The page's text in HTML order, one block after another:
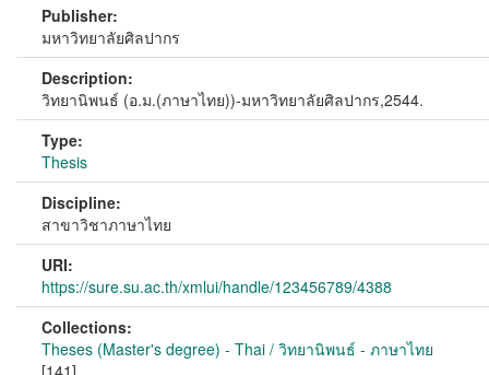
Publisher:
มหาวิทยาลัยศิลปากร
Description:
วิทยานิพนธ์ (อ.ม.(ภาษาไทย))-มหาวิทยาลัยศิลปากร,2544.
Type:
Thesis
Discipline:
สาขาวิชาภาษาไทย
URI:
https://sure.su.ac.th/xmlui/handle/123456789/4388
Collections:
Theses (Master's degree) - Thai / วิทยานิพนธ์ - ภาษาไทย
[141]